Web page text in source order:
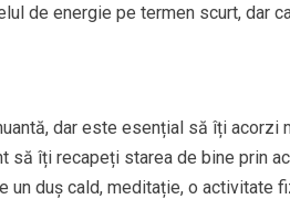
de energie pe termen scurt, dar
dar este esențial să îți acorzi
să îți recapeți starea de bine prin
un duș cald, meditație, o activitate